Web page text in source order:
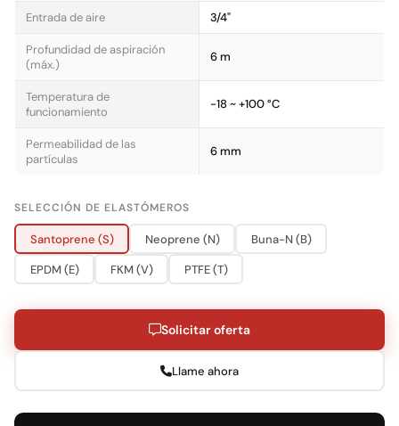
Entrada de aire 3/4"
Profundidad de aspiración
(máx.)
6 m
Temperatura de
funcionamiento
-18 ~ +100 °C
Permeabilidad de las
partículas
6 mm
SELECCIÓN DE ELASTÓMEROS
Santoprene (S) Neoprene (N)
Buna-N (B)
EPDM (E)
FKM (V) PTFE (T)
Solicitar oferta
Llame ahora